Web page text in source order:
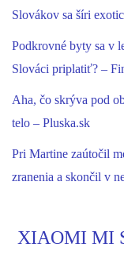
Slovákov sa šíri
Podkrovné byty sa v
Slováci priplatiť? –
Aha, čo skrýva pod
telo – Pluska.sk
Pri Martine zaútočil
zranenia a skončil v
XIAOMI MI